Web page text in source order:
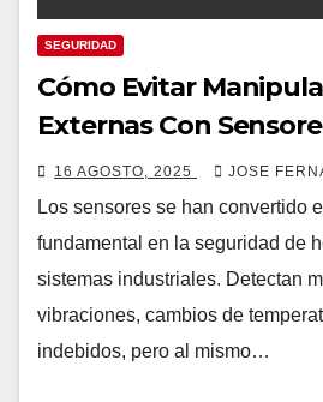
SEGURIDAD
Cómo Evitar
Externas Con
16 AGOSTO, 2025 JOSE
Los sensores se han convertido
fundamental en la seguridad de
sistemas industriales. Detectan
vibraciones, cambios de
indebidos, pero al mismo…